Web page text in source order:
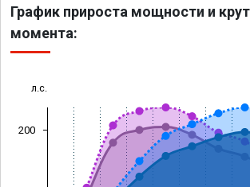
График прироста мощности и
момента:
л.с.
200